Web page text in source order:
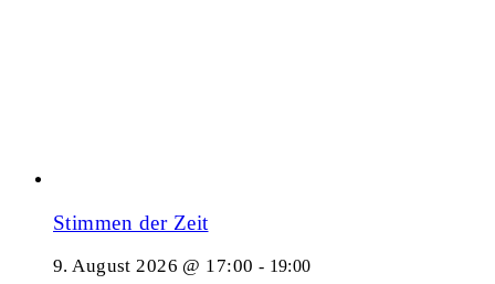
Stimmen der Zeit
9. August 2026 @ 17:00 - 19:00